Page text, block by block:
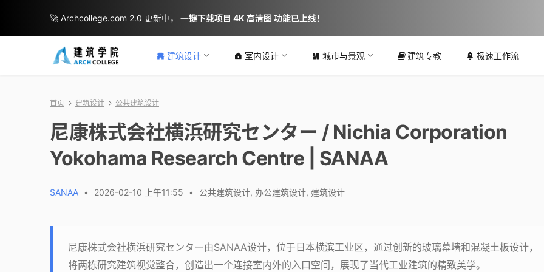
建筑设计 室内设计 城市与景观 建筑专教 极速工作流
首页 建筑设计 公共建筑设计
尼康株式会社横浜研究センター / Nichia Corporation
Yokohama Research Centre | SANAA
SANAA • 2026-02-10 上午11:55 • 公共建筑设计, 办公建筑设计, 建筑设计
尼康株式会社横浜研究センター由SANAA设计，位于日本横滨工业区，通过创新的玻璃幕墙和混凝土板设计，
将两栋研究建筑视觉整合，创造出一个连接室内外的入口空间，展现了当代工业建筑的精致美学。
🚀 Archcollege.com 2.0 更新中， 一键下载项目 4K 高清图 功能已上线！